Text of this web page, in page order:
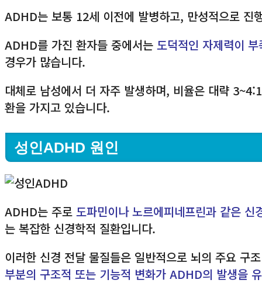
ADHD는 보통 12세 이전에 발병하고, 만성적으로 진
ADHD를 가진 환자들 중에서는 도덕적인 자제력이
경우가 많습니다.
대체로 남성에서 더 자주 발생하며, 비율은 대략
환을 가지고 있습니다.
성인ADHD 원인
ADHD는 주로 도파민이나 노르에피네프린과 같은
는 복잡한 신경학적 질환입니다.
이러한 신경 전달 물질들은 일반적으로 뇌의 주요 구
부분의 구조적 또는 기능적 변화가 ADHD의 발생을